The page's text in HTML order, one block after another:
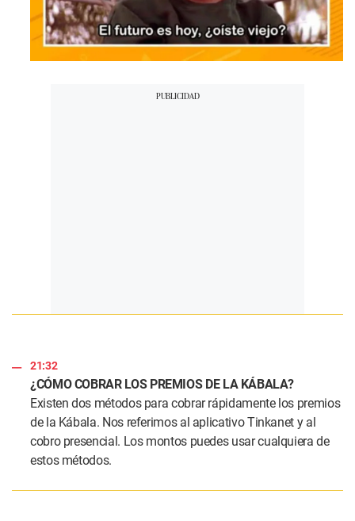
21:32
¿CÓMO COBRAR LOS PREMIOS DE LA KÁBALA?
Existen dos métodos para cobrar rápidamente los premios
de la Kábala. Nos referimos al aplicativo Tinkanet y al
cobro presencial. Los montos puedes usar cualquiera de
estos métodos.